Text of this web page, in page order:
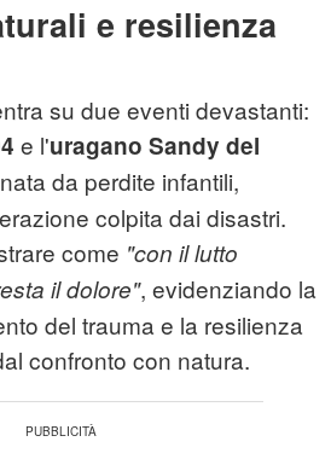
e resilienza
su due eventi devastanti:
e l'uragano Sandy del
da perdite infantili,
colpita dai disastri.
come "con il lutto
il dolore", evidenziando la
del trauma e la resilienza
confronto con natura.